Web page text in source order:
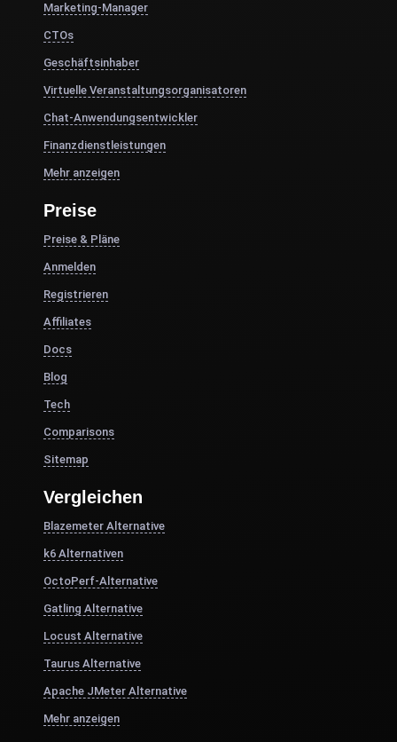
Marketing-Manager
CTOs
Geschäftsinhaber
Virtuelle Veranstaltungsorganisatoren
Chat-Anwendungsentwickler
Finanzdienstleistungen
Mehr anzeigen
Preise
Preise & Pläne
Anmelden
Registrieren
Affiliates
Docs
Blog
Tech
Comparisons
Sitemap
Vergleichen
Blazemeter Alternative
k6 Alternativen
OctoPerf-Alternative
Gatling Alternative
Locust Alternative
Taurus Alternative
Apache JMeter Alternative
Mehr anzeigen